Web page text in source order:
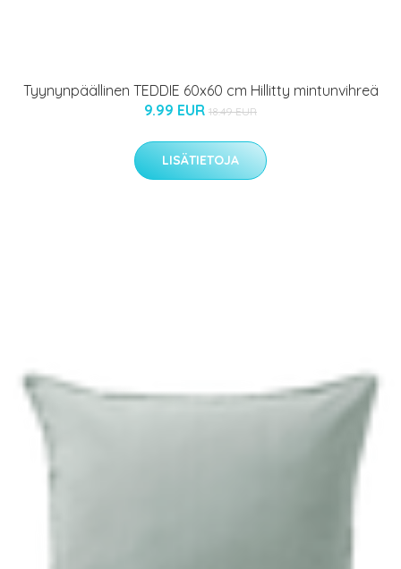
Tyynynpäällinen TEDDIE 60x60 cm Hillitty mintunvihreä
9.99 EUR 18.49 EUR
LISÄTIETOJA